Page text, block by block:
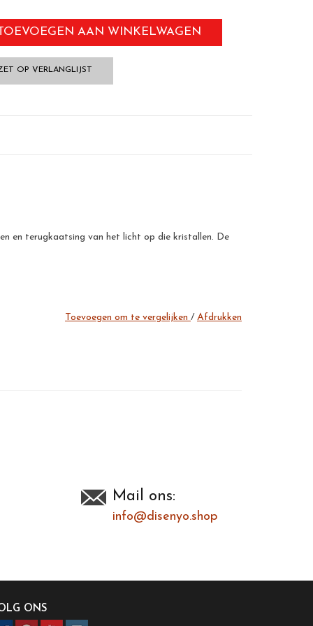
AAN WINKELWAGEN
OP VERLANGLIJST
en terugkaatsing van het licht op die kristallen. De
Toevoegen om te vergelijken / Afdrukken
Mail ons:
info@disenyo.shop
ONS